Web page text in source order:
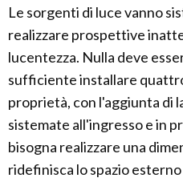
Le sorgenti di luce vanno
realizzare prospettive
lucentezza. Nulla deve
sufficiente installare
proprietà, con l'aggiunta di
sistemate all'ingresso e in
bisogna realizzare una
ridefinisca lo spazio